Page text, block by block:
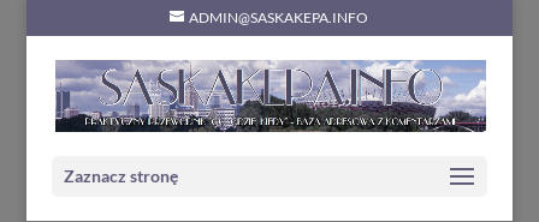
ADMIN@SASKAKEPA.INFO
Zaznacz stronę